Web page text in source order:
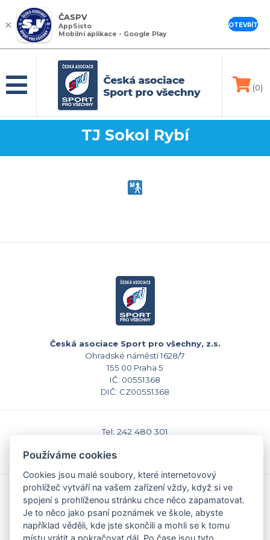
(0)
TJ Sokol Rybí
Česká asociace Sport pro všechny, z.s.
Ohradské náměstí 1628/7
155 00 Praha 5
IČ: 00551368
DIČ: CZ00551368
Tel: 242 480 301
www.caspv.cz
Kontakty
Domů
Napište nám
Facebook
×
ČASPV
AppSisto
Mobilní aplikace - Google Play
OTEVŘÍT
Používáme cookies
Cookies jsou malé soubory, které internetovový
prohlížeč vytváří na vašem zařízení vždy, když si ve
spojení s prohlíženou stránku chce něco zapamatovat.
Je to něco jako psaní poznámek ve škole, abyste
například věděli, kde jste skončili a mohli se k tomu
místu vrátit a pokračovat dál. Po čase jsou tyto